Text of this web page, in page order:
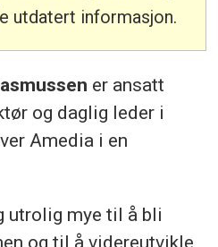
utdatert informasjon.
er ansatt
og daglig leder i
Amedia i en
utrolig mye til å bli
og til å videreutvikle